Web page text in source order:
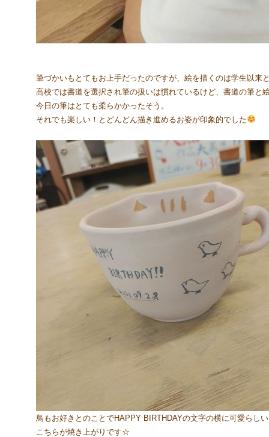
筆づかいもとてもお上手だったのですが、絵を描くのは学生以来
高校では書道を選択され筆の扱いは慣れているけど、書道の筆と
今日の筆はとても柔らかかったそう。
それでも楽しい！とどんどん描き進めるお姿が印象的でした
鳥もお好きとのことでHAPPY BIRTHDAYの文字の横に可愛らしい
こちらが焼き上がりです☆